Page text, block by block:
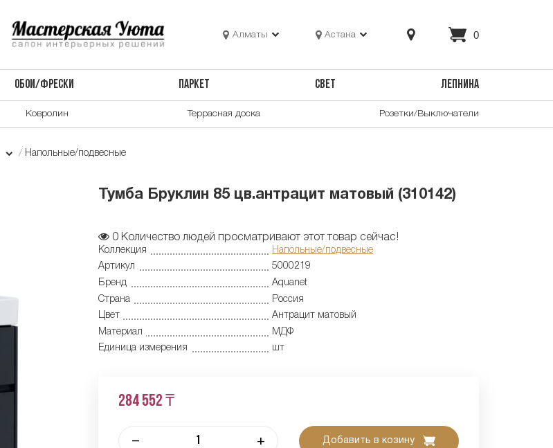
Алматы Астана 0
ОБОИ/ФРЕСКИ ПАРКЕТ СВЕТ ЛЕПНИНА
Ковролин Террасная доска Розетки/Выключатели
Напольные/подвесные
Тумба Бруклин 85 цв.антрацит матовый (310142)
0 Количество людей просматривают этот товар сейчас!
Коллекция
Напольные/подвесные
Артикул
5000219
Бренд
Aquanet
Страна
Россия
Цвет
Антрацит матовый
Материал
МДФ
Единица измерения
шт
284 552 ₸
– + Добавить в козину